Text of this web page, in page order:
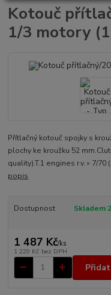
Kotouč
1/3 motory
Přítlačný kotouč spojky s
plochy ke kroužku 52
quality).T.1 engines r.v. » 7/70
popis
Dostupnost Skladem
1 487 Kč/ks
1 229 Kč bez DPH